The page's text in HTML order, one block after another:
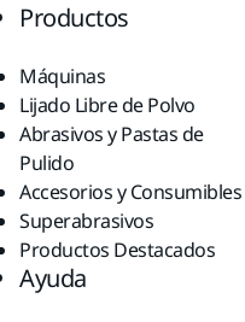
Productos
Máquinas
Lijado Libre de Polvo
Abrasivos y Pastas de
Pulido
Accesorios y Consumibles
Superabrasivos
Productos Destacados
Ayuda